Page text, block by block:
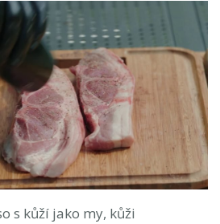
s kůží jako my, kůži